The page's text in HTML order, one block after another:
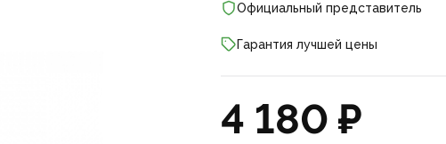
Официальный представитель
Гарантия лучшей цены
4 180 ₽